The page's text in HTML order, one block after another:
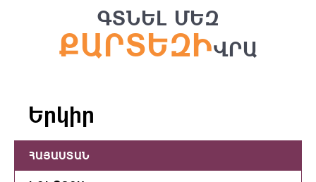
ԳՏՆԵԼ ՄԵԶ
ՔԱՐՏԵԶԻՎՐԱ
Երկիր
ՀԱՅԱՍՏԱՆ